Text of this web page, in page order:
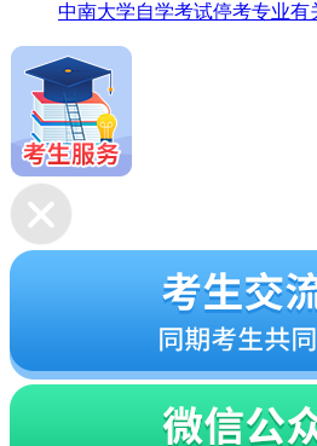
中南大学自学考试停考专业有